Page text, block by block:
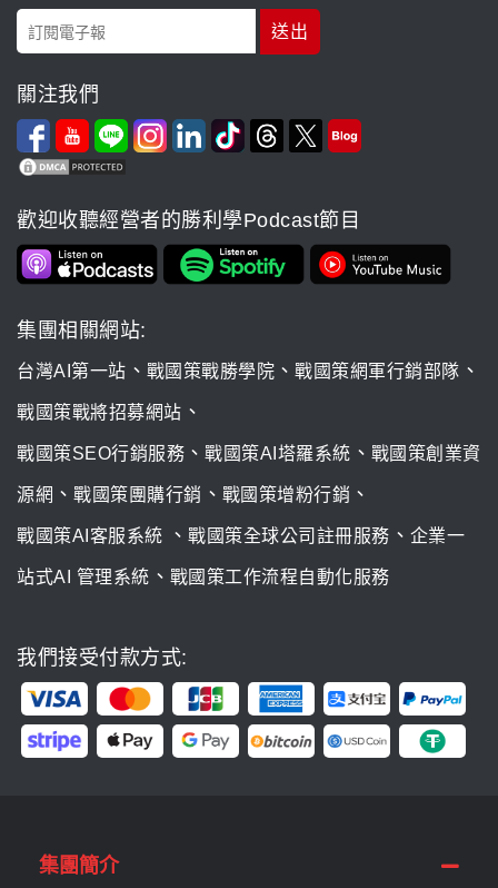
關注我們
歡迎收聽經營者的勝利學Podcast節目
集團相關網站:
台灣AI第一站 、 戰國策戰勝學院 、 戰國策網軍行銷部隊 、
戰國策戰將招募網站 、
戰國策SEO行銷服務 、 戰國策AI塔羅系統 、 戰國策創業資
源網 、 戰國策團購行銷 、 戰國策增粉行銷 、
戰國策AI客服系統 、 戰國策全球公司註冊服務 、 企業一
站式AI 管理系統 、 戰國策工作流程自動化服務
我們接受付款方式:
集團簡介